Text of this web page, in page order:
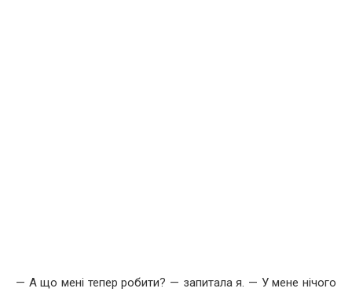
— А що мені тепер робити? — запитала я. — У мене нічого